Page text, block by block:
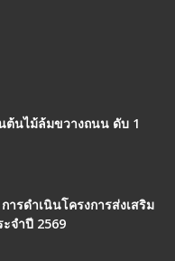
ต้นไม้ล้มขวางถนน ดับ 1
ารดำเนินโครงการส่งเสริม
จำปี 2569